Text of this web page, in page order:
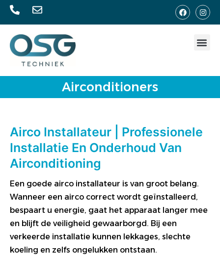
Airconditioners
Airco Installateur | Professionele
Installatie En Onderhoud Van
Airconditioning
Een goede airco installateur is van groot belang.
Wanneer een airco correct wordt geïnstalleerd,
bespaart u energie, gaat het apparaat langer mee
en blijft de veiligheid gewaarborgd. Bij een
verkeerde installatie kunnen lekkages, slechte
koeling en zelfs ongelukken ontstaan.